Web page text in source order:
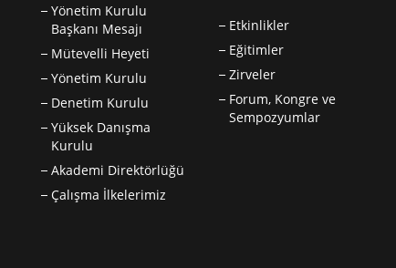
Yönetim Kurulu
Başkanı Mesajı
Mütevelli Heyeti
Yönetim Kurulu
Denetim Kurulu
Yüksek Danışma
Kurulu
Akademi Direktörlüğü
Çalışma İlkelerimiz
Etkinlikler
Eğitimler
Zirveler
Forum, Kongre ve
Sempozyumlar